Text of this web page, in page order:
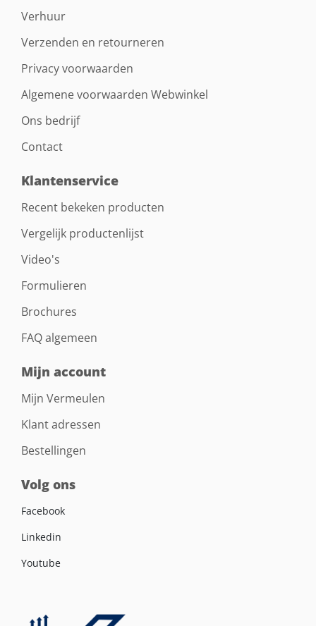
Verhuur
Verzenden en retourneren
Privacy voorwaarden
Algemene voorwaarden Webwinkel
Ons bedrijf
Contact
Klantenservice
Recent bekeken producten
Vergelijk productenlijst
Video's
Formulieren
Brochures
FAQ algemeen
Mijn account
Mijn Vermeulen
Klant adressen
Bestellingen
Volg ons
Facebook
Linkedin
Youtube